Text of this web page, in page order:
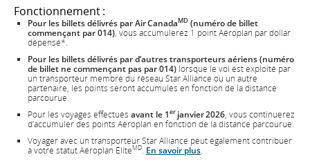
Fonctionnement :
Pour les billets délivrés par Air CanadaMD (numéro de billet
commençant par 014), vous accumulerez 1 point Aéroplan par dollar
dépensé*.
Pour les billets délivrés par d’autres transporteurs aériens (numéro
de billet ne commençant pas par 014) lorsque le vol est exploité par
un transporteur membre du réseau Star Alliance ou un autre
partenaire, les points seront accumulés en fonction de la distance
parcourue.
Pour les voyages effectués avant le 1er janvier 2026, vous continuerez
d’accumuler des points Aéroplan en fonction de la distance parcourue.
Voyager avec un transporteur Star Alliance peut également contribuer
à votre statut Aéroplan ÉliteMD. En savoir plus.